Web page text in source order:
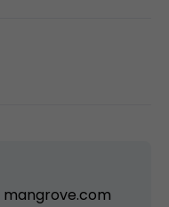
mangrove.com